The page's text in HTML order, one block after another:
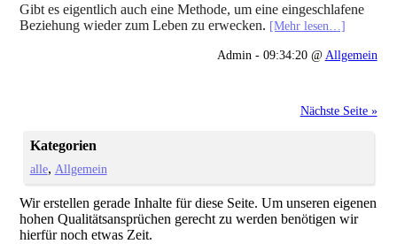
Gibt es eigentlich auch eine Methode, um eine eingeschlafene
Beziehung wieder zum Leben zu erwecken. [Mehr lesen…]
Admin - 09:34:20 @ Allgemein
Nächste Seite »
Kategorien
alle Allgemein
Wir erstellen gerade Inhalte für diese Seite. Um unseren eigenen
hohen Qualitätsansprüchen gerecht zu werden benötigen wir
hierfür noch etwas Zeit.